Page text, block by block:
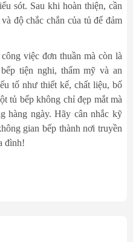
sót. Sau khi hoàn thiện, cần
độ chắc chắn của tủ để đảm
việc đơn thuần mà còn là
tiện nghi, thẩm mỹ và an
tố như thiết kế, chất liệu, bố
tủ bếp không chỉ đẹp mắt mà
hàng ngày. Hãy cân nhắc kỹ
gian bếp thành nơi truyền
đình!